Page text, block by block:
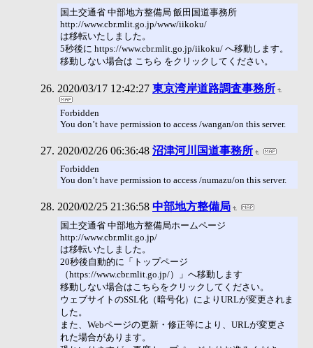
国土交通省 中部地方整備局 飯田国道事務所
http://www.cbr.mlit.go.jp/www/iikoku/
は移転いたしました。
5秒後に https://www.cbr.mlit.go.jp/iikoku/ へ移動します。
移動しない場合は こちら をクリックしてください。
2020/03/17 12:42:27 東京湾岸道路調査事務所
Forbidden
You don’t have permission to access /wangan/on this server.
2020/02/26 06:36:48 沼津河川国道事務所
Forbidden
You don’t have permission to access /numazu/on this server.
2020/02/25 21:36:58 中部地方整備局
国土交通省 中部地方整備局ホームページ
http://www.cbr.mlit.go.jp/
は移転いたしました。
20秒後自動的に「トップページ
（https://www.cbr.mlit.go.jp/）」へ移動します
移動しない場合はこちらをクリックしてください。
ウェブサイトのSSL化（暗号化）によりURLが変更されま
した。
また、Webページの更新・修正等により、URLが変更さ
れた場合があります。